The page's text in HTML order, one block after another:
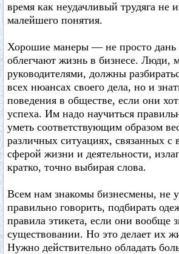
время как неудачливый трудяга не
малейшего понятия.
Хорошие манеры — не просто дань
облегчают жизнь в бизнесе. Люди,
руководителями, должны
всех нюансах своего дела, но и
поведения в обществе, если они
успеха. Им надо научиться
уметь соответствующим образом
различных ситуациях, связанных
сферой жизни и деятельности,
кратко, точно выбирая слова.
Всем нам знакомы бизнесмены, не
правильно говорить, подбирать
правила этикета, если они вообще
существовании. Но это делает их
Нужно действительно обладать